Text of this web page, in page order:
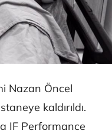
Nazan Öncel
kaldırıldı.
IF Performance